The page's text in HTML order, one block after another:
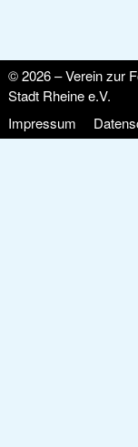
© 2026 – Verein zur
Stadt Rheine e.V.
Impressum